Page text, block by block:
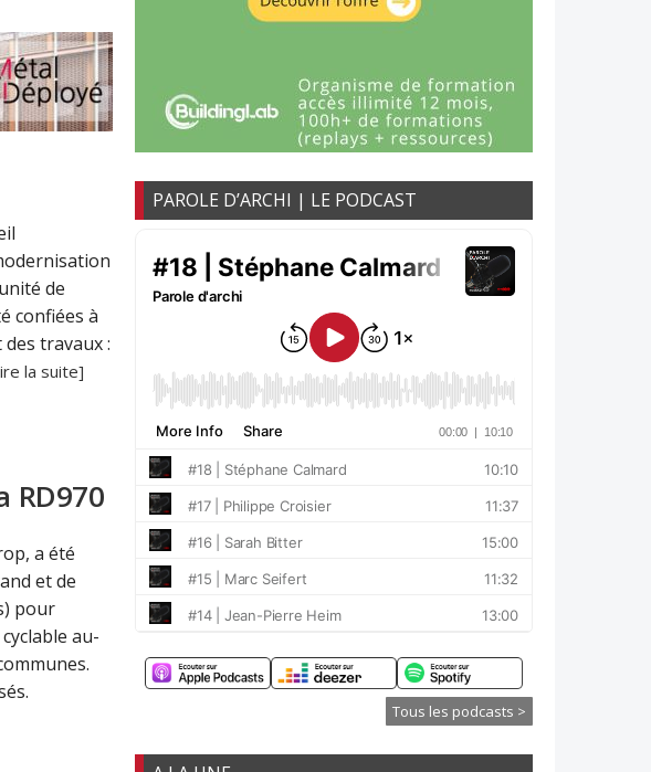
de
confiées à
des travaux :
la suite]
RD970
a été
et de
pour
au-
PAROLE D’ARCHI | LE PODCAST
Tous les podcasts >